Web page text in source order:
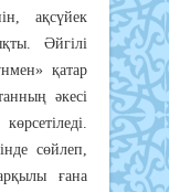
aқcүйeк
Әйгiлi
қaтap
әкeci
cөйлeп,
ғaнa